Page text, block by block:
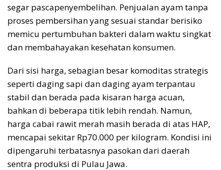
segar pascapenyembelihan. Penjualan ayam tanpa
proses pembersihan yang sesuai standar berisiko
memicu pertumbuhan bakteri dalam waktu singkat
dan membahayakan kesehatan konsumen.
Dari sisi harga, sebagian besar komoditas strategis
seperti daging sapi dan daging ayam terpantau
stabil dan berada pada kisaran harga acuan,
bahkan di beberapa titik lebih rendah. Namun,
harga cabai rawit merah masih berada di atas HAP,
mencapai sekitar Rp70.000 per kilogram. Kondisi ini
dipengaruhi terbatasnya pasokan dari daerah
sentra produksi di Pulau Jawa.